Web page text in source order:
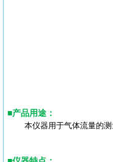
■产品用途 ：
本仪器用于气体流量的